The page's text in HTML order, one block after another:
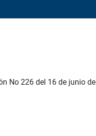
No 226 del 16 de junio de